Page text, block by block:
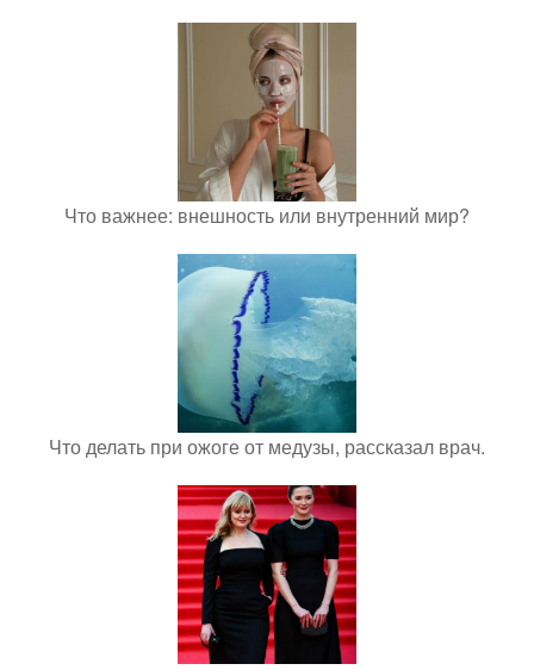
Что важнее: внешность или внутренний мир?
Что делать при ожоге от медузы, рассказал врач.